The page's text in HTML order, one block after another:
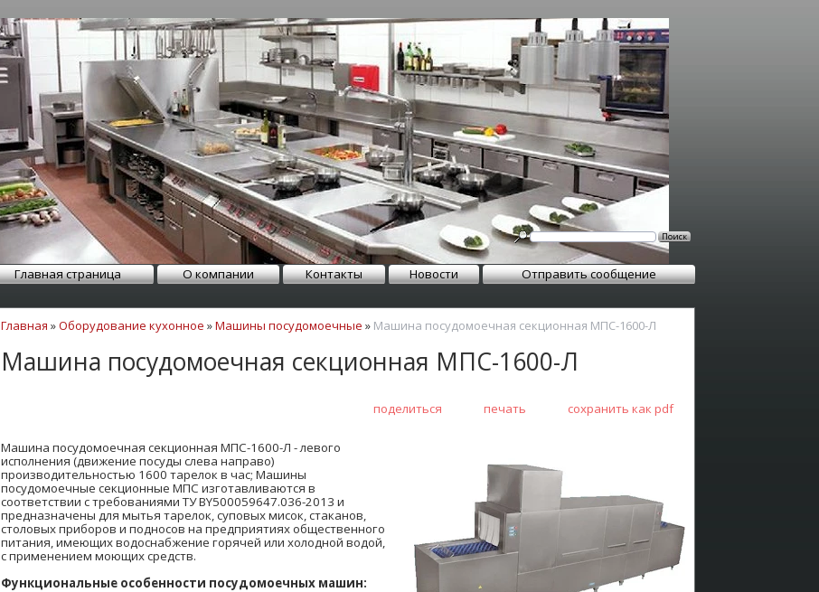
Главная страница О компании Контакты Новости Отправить сообщение
Главная »Оборудование кухонное »Машины посудомоечные » Машина посудомоечная секционная МПС-1600-Л
Машина посудомоечная секционная МПС-1600-Л
поделиться печать сохранить как pdf
Машина посудомоечная секционная МПС-1600-Л - левого
исполнения (движение посуды слева направо)
производительностью 1600 тарелок в час; Машины
посудомоечные секционные МПС изготавливаются в
соответствии с требованиями ТУ BY500059647.036-2013 и
предназначены для мытья тарелок, суповых мисок, стаканов,
столовых приборов и подносов на предприятиях общественного
питания, имеющих водоснабжение горячей или холодной водой,
с применением моющих средств.
Функциональные особенности посудомоечных машин: